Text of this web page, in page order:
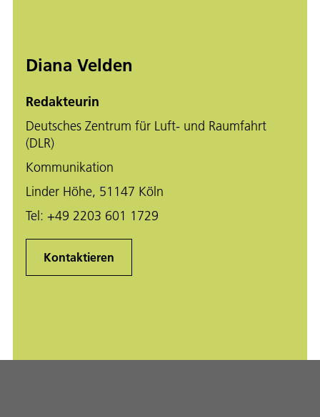
Diana Velden
Redakteurin
Deutsches Zentrum für Luft- und Raumfahrt
(DLR)
Kommunikation
Linder Höhe, 51147 Köln
Tel: +49 2203 601 1729
Kontaktieren